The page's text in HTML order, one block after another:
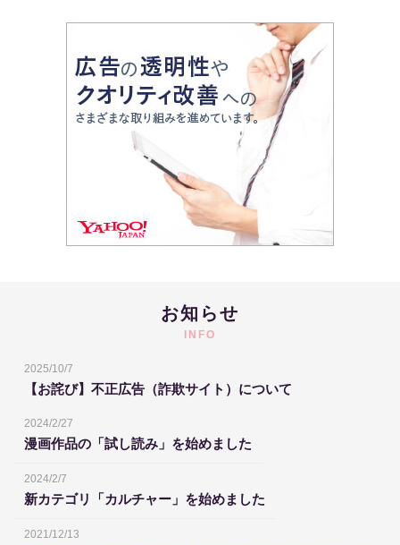
お知らせ
INFO
2025/10/7
【お詫び】不正広告（詐欺サイト）について
2024/2/27
漫画作品の「試し読み」を始めました
2024/2/7
新カテゴリ「カルチャー」を始めました
2021/12/13